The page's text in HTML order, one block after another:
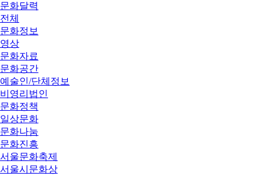
문화달력
전체
문화정보
영상
문화자료
문화공간
예술인/단체정보
비영리법인
문화정책
일상문화
문화나눔
문화진흥
서울문화축제
서울시문화상